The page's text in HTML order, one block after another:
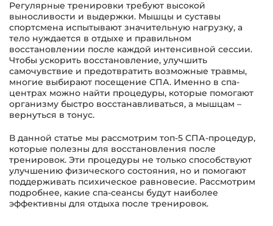
Регулярные тренировки требуют высокой
выносливости и выдержки. Мышцы и суставы
спортсмена испытывают значительную нагрузку, а
тело нуждается в отдыхе и правильном
восстановлении после каждой интенсивной сессии.
Чтобы ускорить восстановление, улучшить
самочувствие и предотвратить возможные травмы,
многие выбирают посещение СПА. Именно в спа-
центрах можно найти процедуры, которые помогают
организму быстро восстанавливаться, а мышцам –
вернуться в тонус.
В данной статье мы рассмотрим топ-5 СПА-процедур,
которые полезны для восстановления после
тренировок. Эти процедуры не только способствуют
улучшению физического состояния, но и помогают
поддерживать психическое равновесие. Рассмотрим
подробнее, какие спа-сеансы будут наиболее
эффективны для отдыха после тренировок.